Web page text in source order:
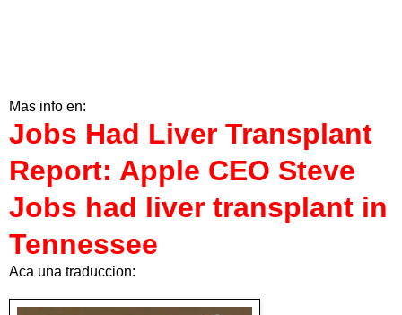
Mas info en:
Jobs Had Liver Transplant
Report: Apple CEO Steve
Jobs had liver transplant in
Tennessee
Aca una traduccion: